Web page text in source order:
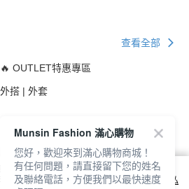
查看全部
🔥 OUTLET特惠專區
外搭 | 外套
本網站使用 cookie 方式之詳情，及若您不希
變更電腦的 cookie 設定，請參閱本網站「
隱私
Munsin Fashion 滿心購物
您好，歡迎來到滿心購物商城！
有任何問題，請直接留下您的姓名
及聯絡電話，方便我們以最快速度